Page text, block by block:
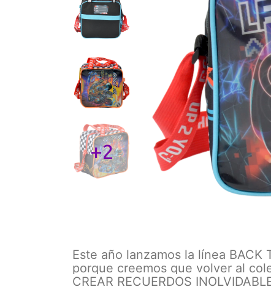
+2
Este año lanzamos la línea BACK
porque creemos que volver al
CREAR RECUERDOS